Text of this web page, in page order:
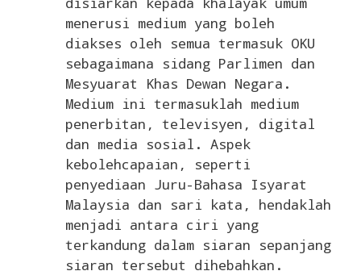
menerusi medium yang boleh
diakses oleh semua termasuk OKU
sebagaimana sidang Parlimen dan
Mesyuarat Khas Dewan Negara.
Medium ini termasuklah medium
penerbitan, televisyen, digital
dan media sosial. Aspek
kebolehcapaian, seperti
penyediaan Juru-Bahasa Isyarat
Malaysia dan sari kata, hendaklah
menjadi antara ciri yang
terkandung dalam siaran sepanjang
siaran tersebut dihebahkan.